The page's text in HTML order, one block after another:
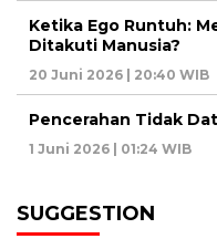
Ketika Ego Runtuh:
Ditakuti Manusia?
20 Juni 2026 | 20:40 WIB
Pencerahan Tidak
1 Juni 2026 | 01:24 WIB
SUGGESTION